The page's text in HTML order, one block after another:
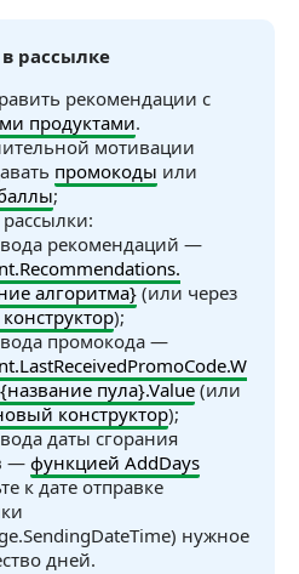
рассылке
рекомендации с
продуктами.
мотивации
промокоды или
;
рассылки:
рекомендаций —
алгоритма} (или через
);
промокода —
пула}.Value (или
конструктор);
даты сгорания
—функцией AddDays
к дате отправке
нужное
дней.